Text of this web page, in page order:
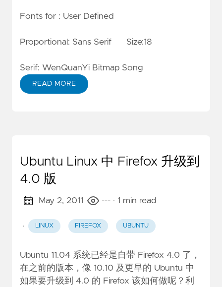
Fonts for : User Defined
Proportional: Sans Serif Size:18
Serif: WenQuanYi Bitmap Song
READ MORE
Ubuntu Linux 中 Firefox 升级到
4.0 版
May 2, 2011 --- · 1 min read
· LINUX FIREFOX UBUNTU
Ubuntu 11.04 系统已经是自带 Firefox 4.0 了，
在之前的版本，像 10.10 及更早的 Ubuntu 中
如果要升级到 4.0 的 Firefox 该如何做呢？利